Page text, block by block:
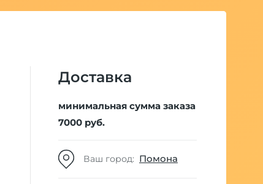
Доставка
минимальная сумма заказа
7000 руб.
Ваш город: Помона